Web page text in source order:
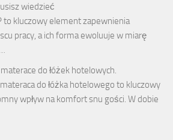
wiedzieć
to kluczowy element zapewnienia
pracy, a ich forma ewoluuje w miarę
do łóżek hotelowych.
do łóżka hotelowego to kluczowy
wpływ na komfort snu gości. W dobie